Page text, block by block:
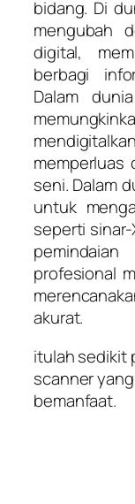
bidang. Di
mengubah
digital,
berbagi
Dalam
memperluas
seni. Dalam
untuk
seperti sinar-
profesional
akurat.
itulah sedikit
scanner
bemanfaat.